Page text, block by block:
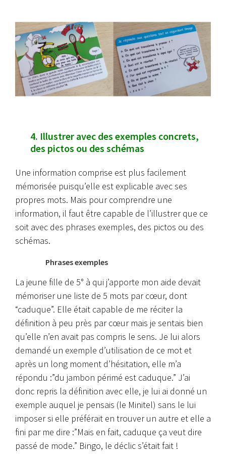
4. Illustrer avec des exemples concrets,
des pictos ou des schémas
Une information comprise est plus facilement
mémorisée puisqu’elle est explicable avec ses
propres mots. Mais pour comprendre une
information, il faut être capable de l’illustrer que ce
soit avec des phrases exemples, des pictos ou des
schémas.
Phrases exemples
La jeune fille de 5° à qui j’apporte mon aide devait
mémoriser une liste de 5 mots par cœur, dont
“caduque”. Elle était capable de me réciter la
définition à peu près par cœur mais je sentais bien
qu’elle n’en avait pas compris le sens. Je lui alors
demandé un exemple d’utilisation de ce mot et
après un long moment d’hésitation, elle m’a
répondu :”du jambon périmé est caduque.” J’ai
donc repris la définition avec elle, je lui ai donné un
exemple auquel je pensais (le Minitel) sans le lui
imposer si elle préférait en trouver un autre et elle a
fini par me dire :”Mais en fait, caduque ça veut dire
passé de mode.” Bingo, le déclic s’était fait !